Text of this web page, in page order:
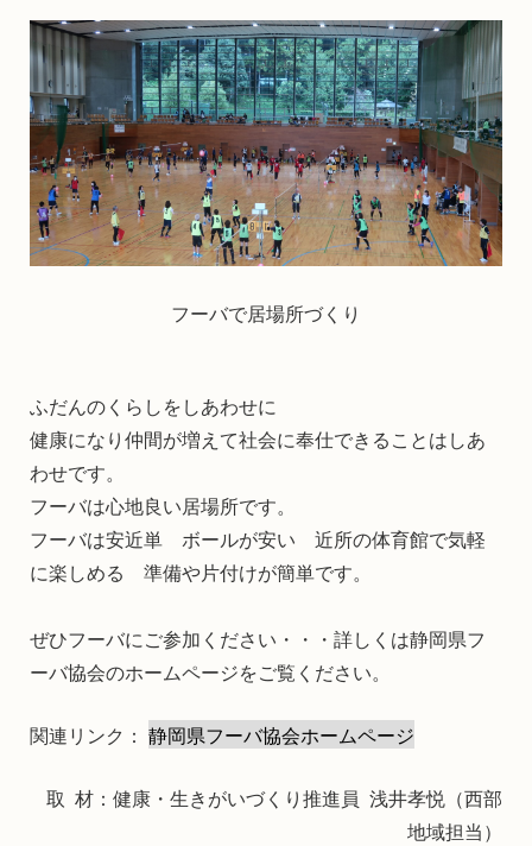
フーバで居場所づくり
ふだんのくらしをしあわせに
健康になり仲間が増えて社会に奉仕できることはしあ
わせです。
フーバは心地良い居場所です。
フーバは安近単 ボールが安い 近所の体育館で気軽
に楽しめる 準備や片付けが簡単です。
ぜひフーバにご参加ください・・・詳しくは静岡県フ
ーバ協会のホームページをご覧ください。
関連リンク： 静岡県フーバ協会ホームページ
取 材：健康・生きがいづくり推進員 浅井孝悦（西部
地域担当）